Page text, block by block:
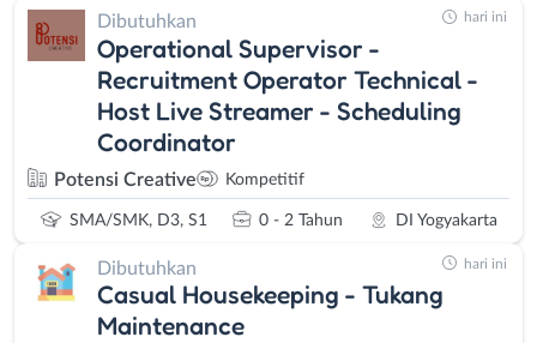
Dibutuhkan
Operational Supervisor -
Recruitment Operator Technical -
Host Live Streamer - Scheduling
Coordinator
Potensi Creative Kompetitif
SMA/SMK, D3, S1 0 - 2 Tahun DI Yogyakarta
hari ini
Dibutuhkan
Casual Housekeeping - Tukang
Maintenance
hari ini